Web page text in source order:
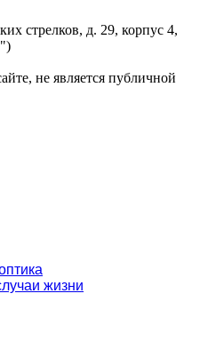
стрелков, д. 29, корпус 4,
не является публичной
жизни